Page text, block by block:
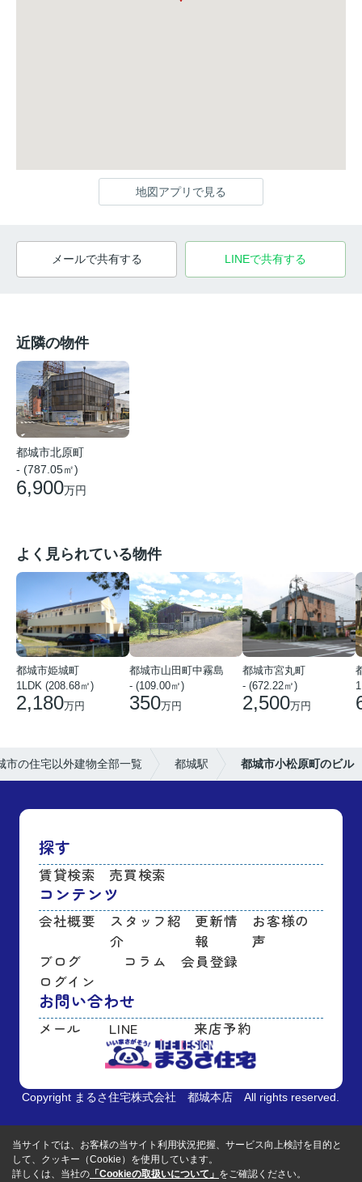
地図アプリで見る
メールで共有する LINEで共有する
近隣の物件
都城市北原町
- (787.05㎡)
6,900万円
よく見られている物件
都城市姫城町
1LDK (208.68㎡)
2,180万円
都城市山田町中霧島
- (109.00㎡)
350万円
都城市宮丸町
- (672.22㎡)
2,500万円
市の住宅以外建物全部一覧 都城駅 都城市小松原町のビル
探す
賃貸検索 売買検索
コンテンツ
会社概要
スタッフ紹
介
更新情
報
お客様の
声
ブログ
コラム
会員登録
ログイン
お問い合わせ
メール LINE 来店予約
Copyright まるさ住宅株式会社 都城本店 All rights reserved.
当サイトでは、お客様の当サイト利用状況把握、サービス向上検討を目的と
して、クッキー（Cookie）を使用しています。
詳しくは、当社の 「Cookieの取扱いについて」 をご確認ください。